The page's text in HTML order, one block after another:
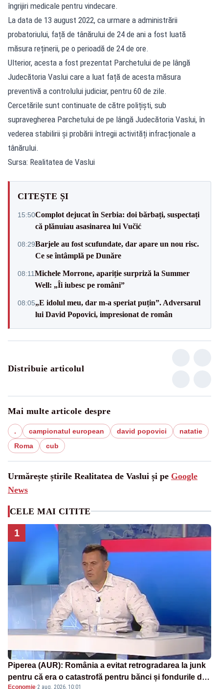
îngrijiri medicale pentru vindecare.
La data de 13 august 2022, ca urmare a administrării
probatoriului, față de tânărului de 24 de ani a fost luată
măsura reținerii, pe o perioadă de 24 de ore.
Ulterior, acesta a fost prezentat Parchetului de pe lângă
Judecătoria Vaslui care a luat față de acesta măsura
preventivă a controlului judiciar, pentru 60 de zile.
Cercetările sunt continuate de către polițiști, sub
supravegherea Parchetului de pe lângă Judecătoria Vaslui, în
vederea stabilirii și probării întregii activități infracționale a
tânărului.
Sursa: Realitatea de Vaslui
CITEȘTE ȘI
15:50Complot dejucat în Serbia: doi bărbați, suspectați
că plănuiau asasinarea lui Vučić
08:29Barjele au fost scufundate, dar apare un nou risc.
Ce se întâmplă pe Dunăre
08:11Michele Morrone, apariție surpriză la Summer
Well: „Îi iubesc pe români”
08:05„E idolul meu, dar m-a speriat puțin”. Adversarul
lui David Popovici, impresionat de român
Distribuie articolul
Mai multe articole despre
. campionatul european david popovici
natatie
Roma
cub
Urmărește știrile Realitatea de Vaslui și pe Google
News
CELE MAI CITITE
1
Piperea (AUR): România a evitat retrogradarea la junk
pentru că era o catastrofă pentru bănci și fondurile de
Economie·2 aug. 2026, 10:01